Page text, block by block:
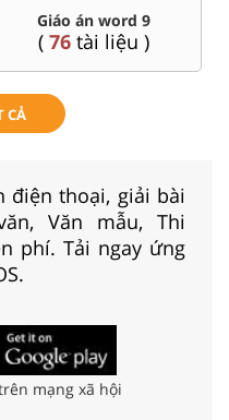
Giáo án word 9
( 76tài liệu )
CẢ
điện thoại, giải bài
Văn mẫu, Thi
phí. Tải ngay ứng
mạng xã hội